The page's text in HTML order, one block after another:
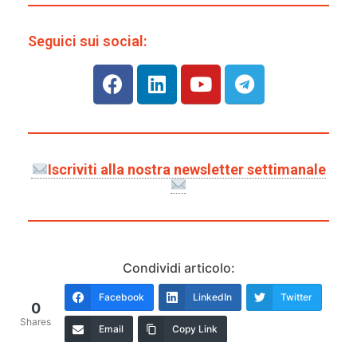
Seguici sui social:
Iscriviti alla nostra newsletter settimanale
Condividi articolo:
0
Shares
Facebook LinkedIn Twitter
Email Copy Link